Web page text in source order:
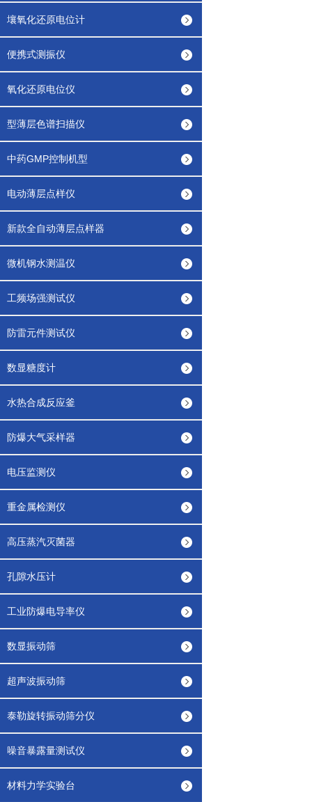
壤氧化还原电位计
便携式测振仪
氧化还原电位仪
型薄层色谱扫描仪
中药GMP控制机型
电动薄层点样仪
新款全自动薄层点样器
微机钢水测温仪
工频场强测试仪
防雷元件测试仪
数显糖度计
水热合成反应釜
防爆大气采样器
电压监测仪
重金属检测仪
高压蒸汽灭菌器
孔隙水压计
工业防爆电导率仪
数显振动筛
超声波振动筛
泰勒旋转振动筛分仪
噪音暴露量测试仪
材料力学实验台